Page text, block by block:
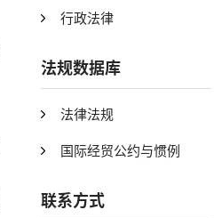
行政法律
法规数据库
法律法规
国际经贸公约与惯例
联系方式